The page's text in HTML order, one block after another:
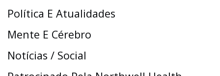
Política E Atualidades
Mente E Cérebro
Notícias / Social